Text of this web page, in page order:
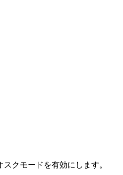
クモードを有効にします。